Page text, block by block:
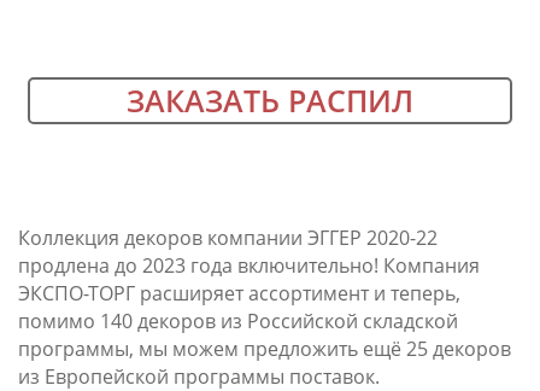
ЗАКАЗАТЬ РАСПИЛ
Коллекция декоров компании ЭГГЕР 2020-22
продлена до 2023 года включительно! Компания
ЭКСПО-ТОРГ расширяет ассортимент и теперь,
помимо 140 декоров из Российской складской
программы, мы можем предложить ещё 25 декоров
из Европейской программы поставок.